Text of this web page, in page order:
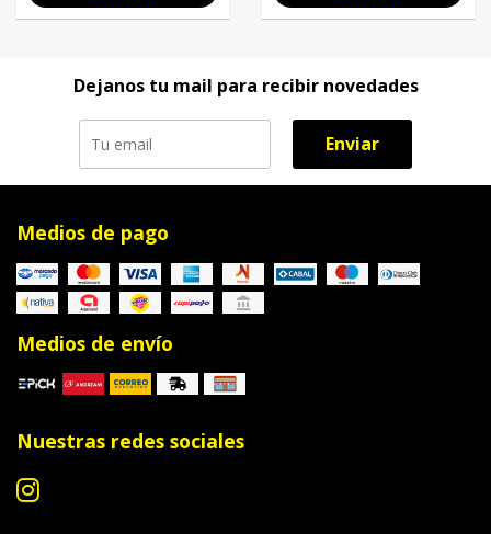
Dejanos tu mail para recibir novedades
Enviar
Medios de pago
Medios de envío
Nuestras redes sociales